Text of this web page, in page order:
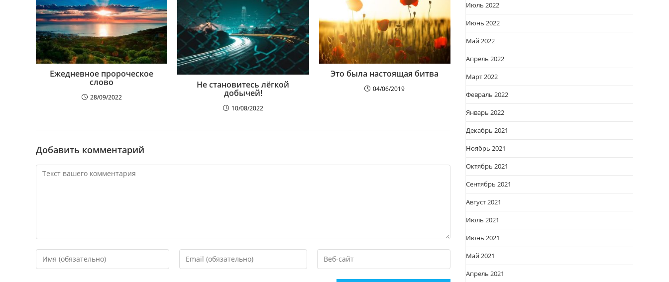
Ежедневное пророческое
слово
28/09/2022
Не становитесь лёгкой
добычей!
10/08/2022
Это была настоящая битва
04/06/2019
Добавить комментарий
Июль 2022
Июнь 2022
Май 2022
Апрель 2022
Март 2022
Февраль 2022
Январь 2022
Декабрь 2021
Ноябрь 2021
Октябрь 2021
Сентябрь 2021
Август 2021
Июль 2021
Июнь 2021
Май 2021
Апрель 2021